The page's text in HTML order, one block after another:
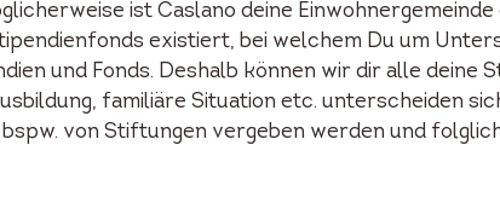
ist Caslano deine
existiert, bei welchem Du um
und Fonds. Deshalb können wir dir alle deine
familiäre Situation etc. unterscheiden
von Stiftungen vergeben werden und